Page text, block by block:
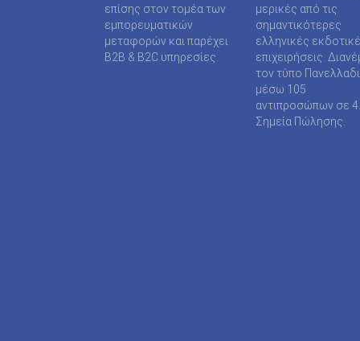
TAXHEAVEN A.E
TELEVISION PRINT ΜΟΝΟΠΡΟΣΩΠΗ Ι Κ Ε
επίσης στον τομέα των
εμπορευματικών
μεταφορών και παρέχει
B2B & B2C υπηρεσίες.
μερικές από τις
σημαντικότερες
ελληνικές
επιχειρήσεις.
τον τύπο
μέσω 105
αντιπροσώπων σε
Σημεία Πώλησης.